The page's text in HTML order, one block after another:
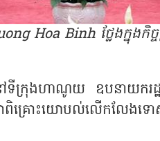
Hoa Binh ថ្លែងក្នុងកិ
ៅទីក្រុងហាណូយ ឧបនាយករ
ាពិគ្រោះយោបល់លើកលែងទ